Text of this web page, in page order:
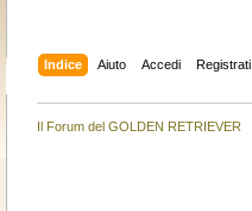
Indice Aiuto Accedi Registrati
Il Forum del GOLDEN RETRIEVER